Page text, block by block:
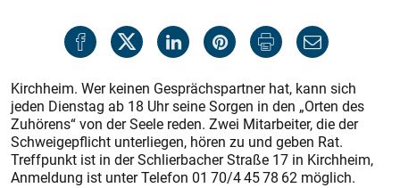
Kirchheim. Wer keinen Gesprächspartner hat, kann sich
jeden Dienstag ab 18 Uhr seine Sorgen in den „Orten des
Zuhörens“ von der Seele reden. Zwei Mitarbeiter, die der
Schweigepflicht unterliegen, hören zu und geben Rat.
Treffpunkt ist in der Schlierbacher Straße 17 in Kirchheim,
Anmeldung ist unter Telefon 01 70/4 45 78 62 möglich.